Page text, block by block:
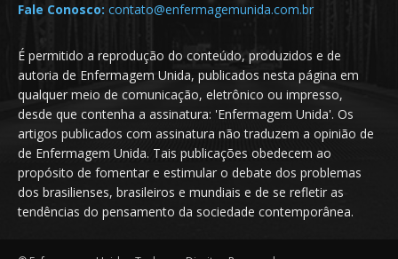
Fale Conosco: contato@enfermagemunida.com.br
É permitido a reprodução do conteúdo, produzidos e de
autoria de Enfermagem Unida, publicados nesta página em
qualquer meio de comunicação, eletrônico ou impresso,
desde que contenha a assinatura: 'Enfermagem Unida'. Os
artigos publicados com assinatura não traduzem a opinião de
de Enfermagem Unida. Tais publicações obedecem ao
propósito de fomentar e estimular o debate dos problemas
dos brasilienses, brasileiros e mundiais e de se refletir as
tendências do pensamento da sociedade contemporânea.